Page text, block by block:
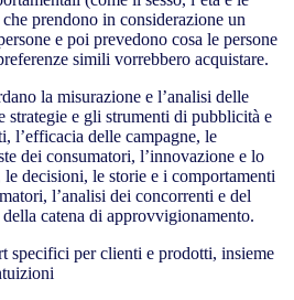
prendono in considerazione un
e poi prevedono cosa le persone
simili vorrebbero acquistare.
la misurazione e l’analisi delle
strategie e gli strumenti di pubblicità e
l’efficacia delle campagne, le
dei consumatori, l’innovazione e lo
decisioni, le storie e i comportamenti
l’analisi dei concorrenti e del
catena di approvvigionamento.
specifici per clienti e prodotti, insieme